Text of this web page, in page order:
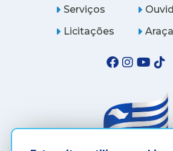
Serviços
Licitações